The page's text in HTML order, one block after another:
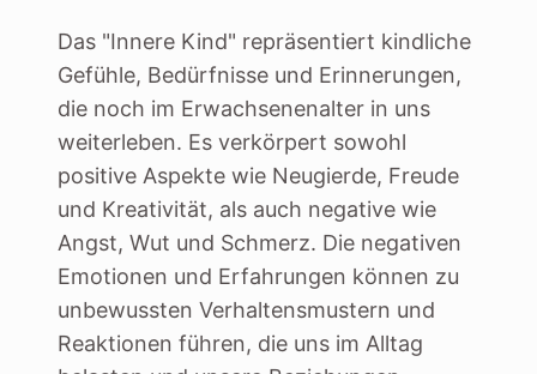
Das "Innere Kind" repräsentiert kindliche
Gefühle, Bedürfnisse und Erinnerungen,
die noch im Erwachsenenalter in uns
weiterleben. Es verkörpert sowohl
positive Aspekte wie Neugierde, Freude
und Kreativität, als auch negative wie
Angst, Wut und Schmerz. Die negativen
Emotionen und Erfahrungen können zu
unbewussten Verhaltensmustern und
Reaktionen führen, die uns im Alltag